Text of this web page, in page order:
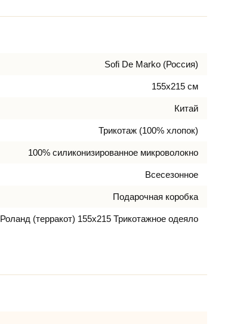
Sofi De Marko (Россия)
155х215 см
Китай
Трикотаж (100% хлопок)
100% силиконизированное микроволокно
Всесезонное
Подарочная коробка
Роланд (терракот) 155х215 Трикотажное одеяло